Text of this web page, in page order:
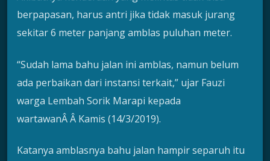
berpapasan, harus antri jika tidak masuk jurang
sekitar 6 meter panjang amblas puluhan meter.
“Sudah lama bahu jalan ini amblas, namun belum
ada perbaikan dari instansi terkait,” ujar Fauzi
warga Lembah Sorik Marapi kepada
wartawanÂ Â Kamis (14/3/2019).
Katanya amblasnya bahu jalan hampir separuh itu